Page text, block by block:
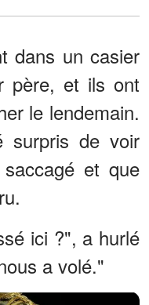
dans un casier
père, et ils ont
le lendemain.
surpris de voir
et que
ici ?", a hurlé
a volé."